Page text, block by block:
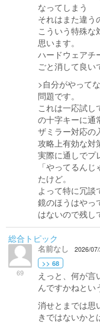
なってしまう
それはまた違う
こういう特殊な
思います。
ハードウェアチ
ごと消して良い
>自分がやって
問題です。
これは一応試し
の十字キーに通
ザミラー対応の
攻略上有効な対
実際に通しでプ
「やってるん
たけど。
よって特に冗談
鏡のほうはやっ
はないので残し
総合トピック
69
名前なし 2026/
>> 68
えっと、何が言
んですかねとい
消せとまでは思
きではないかと